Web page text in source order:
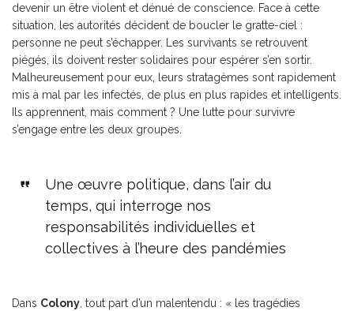
devenir un être violent et dénué de conscience. Face à cette
situation, les autorités décident de boucler le gratte-ciel :
personne ne peut s’échapper. Les survivants se retrouvent
piégés, ils doivent rester solidaires pour espérer s’en sortir.
Malheureusement pour eux, leurs stratagèmes sont rapidement
mis à mal par les infectés, de plus en plus rapides et intelligents.
Ils apprennent, mais comment ? Une lutte pour survivre
s’engage entre les deux groupes.
Une œuvre politique, dans l’air du
temps, qui interroge nos
responsabilités individuelles et
collectives à l’heure des pandémies
Dans Colony , tout part d’un malentendu : « les tragédies